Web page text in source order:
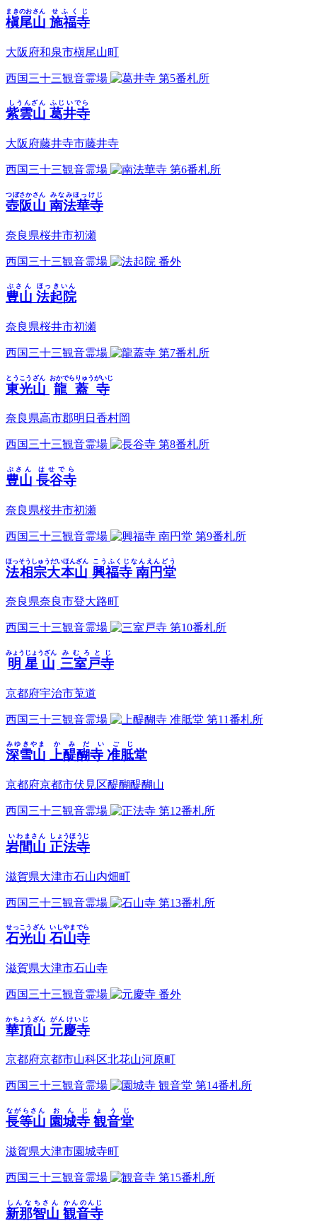
槇尾山
まきのおさん
施福寺
せふくじ
大阪府和泉市槇尾山町
西国三十三観音霊場 第5番札所
紫雲山
しうんざん
葛井寺
ふじいでら
大阪府藤井寺市藤井寺
西国三十三観音霊場 第6番札所
壺阪山
つぼさかさん
南法華寺
みなみほっけじ
奈良県桜井市初瀬
西国三十三観音霊場 番外
豊山
ぶさん
法起院
ほっきいん
奈良県桜井市初瀬
西国三十三観音霊場 第7番札所
東光山
とうこうざん
龍蓋寺
おかでらりゅうがいじ
奈良県高市郡明日香村岡
西国三十三観音霊場 第8番札所
豊山
ぶさん
長谷寺
はせでら
奈良県桜井市初瀬
西国三十三観音霊場 第9番札所
法相宗大本山
ほっそうしゅうだいほんざん
興福寺 南円堂
こうふくじなんえんどう
奈良県奈良市登大路町
西国三十三観音霊場 第10番札所
明星山
みょうじょうざん
三室戸寺
みむろとじ
京都府宇治市莵道
西国三十三観音霊場 第11番札所
深雪山
みゆきやま
上醍醐寺 准胝堂
かみだいごじ
京都府京都市伏見区醍醐醍醐山
西国三十三観音霊場 第12番札所
岩間山
いわまさん
正法寺
しょうほうじ
滋賀県大津市石山内畑町
西国三十三観音霊場 第13番札所
石光山
せっこうざん
石山寺
いしやまでら
滋賀県大津市石山寺
西国三十三観音霊場 番外
華頂山
かちょうざん
元慶寺
がんけいじ
京都府京都市山科区北花山河原町
西国三十三観音霊場 第14番札所
長等山
ながらさん
園城寺 観音堂
おんじょうじ
滋賀県大津市園城寺町
西国三十三観音霊場 第15番札所
新那智山
しんなちさん
観音寺
かんのんじ